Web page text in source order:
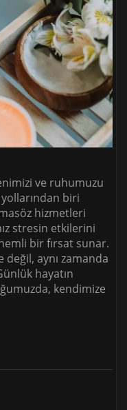
ve ruhumuzu
biri
hizmetleri
stresin etkilerini
bir fırsat sunar.
değil, aynı zamanda
hayatın
kendimize